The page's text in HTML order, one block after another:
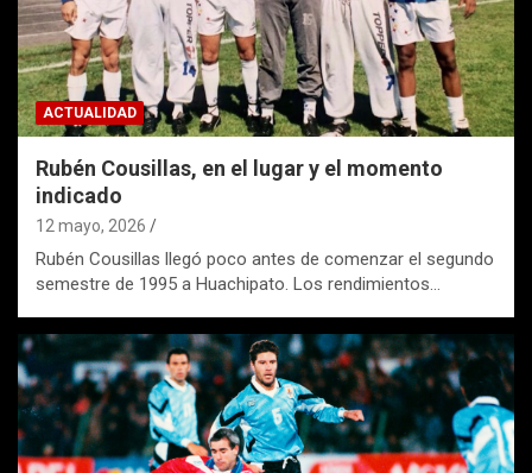
ACTUALIDAD
Rubén Cousillas, en el lugar y el momento
indicado
12 mayo, 2026
Rubén Cousillas llegó poco antes de comenzar el segundo
semestre de 1995 a Huachipato. Los rendimientos…